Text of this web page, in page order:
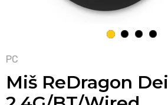
1 2 3 4
PC
Miš ReDragon